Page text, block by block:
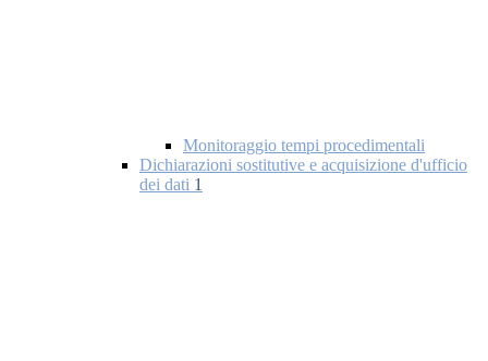
Monitoraggio tempi procedimentali
Dichiarazioni sostitutive e acquisizione d'ufficio
dei dati 1